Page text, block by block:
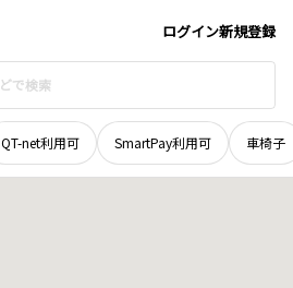
ログイン新規登録
QT-net利用可 SmartPay利用可 車椅子